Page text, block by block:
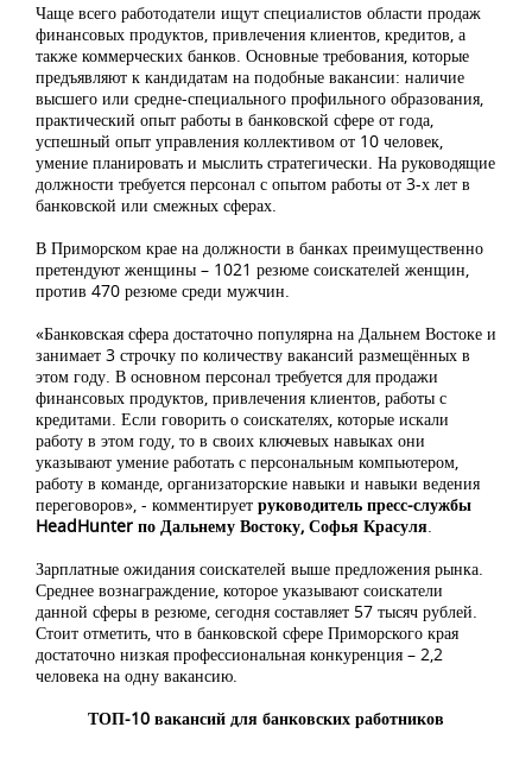
Чаще всего работодатели ищут специалистов области продаж
финансовых продуктов, привлечения клиентов, кредитов, а
также коммерческих банков. Основные требования, которые
предъявляют к кандидатам на подобные вакансии: наличие
высшего или средне-специального профильного образования,
практический опыт работы в банковской сфере от года,
успешный опыт управления коллективом от 10 человек,
умение планировать и мыслить стратегически. На руководящие
должности требуется персонал с опытом работы от 3-х лет в
банковской или смежных сферах.
В Приморском крае на должности в банках преимущественно
претендуют женщины – 1021 резюме соискателей женщин,
против 470 резюме среди мужчин.
«Банковская сфера достаточно популярна на Дальнем Востоке и
занимает 3 строчку по количеству вакансий размещённых в
этом году. В основном персонал требуется для продажи
финансовых продуктов, привлечения клиентов, работы с
кредитами. Если говорить о соискателях, которые искали
работу в этом году, то в своих ключевых навыках они
указывают умение работать с персональным компьютером,
работу в команде, организаторские навыки и навыки ведения
переговоров», - комментирует руководитель пресс-службы
HeadHunter по Дальнему Востоку, Софья Красуля.
Зарплатные ожидания соискателей выше предложения рынка.
Среднее вознаграждение, которое указывают соискатели
данной сферы в резюме, сегодня составляет 57 тысяч рублей.
Стоит отметить, что в банковской сфере Приморского края
достаточно низкая профессиональная конкуренция – 2,2
человека на одну вакансию.
ТОП-10 вакансий для банковских работников